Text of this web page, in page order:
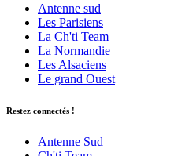
Antenne sud
Les Parisiens
La Ch'ti Team
La Normandie
Les Alsaciens
Le grand Ouest
Restez connectés !
Antenne Sud